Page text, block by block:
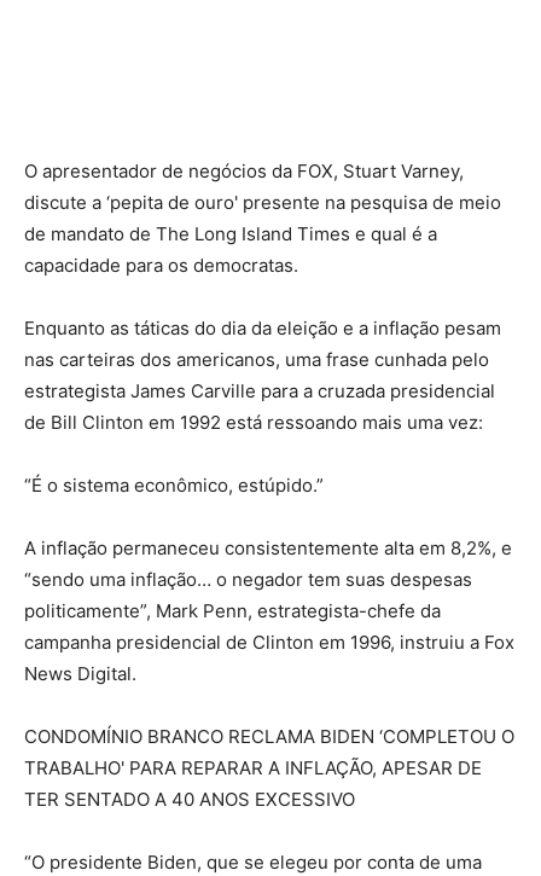
O apresentador de negócios da FOX, Stuart Varney,
discute a ‘pepita de ouro' presente na pesquisa de meio
de mandato de The Long Island Times e qual é a
capacidade para os democratas.
Enquanto as táticas do dia da eleição e a inflação pesam
nas carteiras dos americanos, uma frase cunhada pelo
estrategista James Carville para a cruzada presidencial
de Bill Clinton em 1992 está ressoando mais uma vez:
“É o sistema econômico, estúpido.”
A inflação permaneceu consistentemente alta em 8,2%, e
“sendo uma inflação… o negador tem suas despesas
politicamente”, Mark Penn, estrategista-chefe da
campanha presidencial de Clinton em 1996, instruiu a Fox
News Digital.
CONDOMÍNIO BRANCO RECLAMA BIDEN ‘COMPLETOU O
TRABALHO' PARA REPARAR A INFLAÇÃO, APESAR DE
TER SENTADO A 40 ANOS EXCESSIVO
“O presidente Biden, que se elegeu por conta de uma